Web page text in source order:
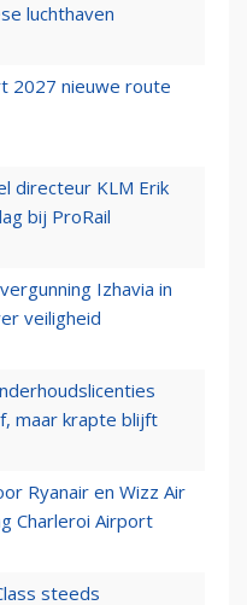
luchthaven
2027 nieuwe route
directeur KLM Erik
bij ProRail
Izhavia in
veiligheid
maar krapte blijft
Ryanair en Wizz Air
Charleroi Airport
steeds